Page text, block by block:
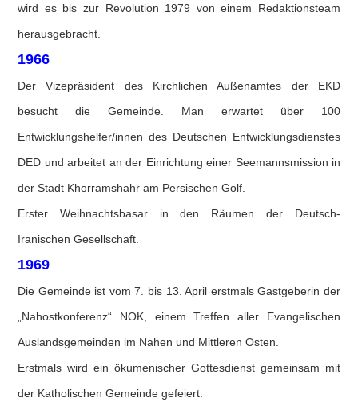
wird es bis zur Revolution 1979 von einem Redaktionsteam
herausgebracht.
1966
Der Vizepräsident des Kirchlichen Außenamtes der EKD
besucht die Gemeinde. Man erwartet über 100
Entwicklungshelfer/innen des Deutschen Entwicklungsdienstes
DED und arbeitet an der Einrichtung einer Seemannsmission in
der Stadt Khorramshahr am Persischen Golf.
Erster Weihnachtsbasar in den Räumen der Deutsch-
Iranischen Gesellschaft.
1969
Die Gemeinde ist vom 7. bis 13. April erstmals Gastgeberin der
„Nahostkonferenz“ NOK, einem Treffen aller Evangelischen
Auslandsgemeinden im Nahen und Mittleren Osten.
Erstmals wird ein ökumenischer Gottesdienst gemeinsam mit
der Katholischen Gemeinde gefeiert.